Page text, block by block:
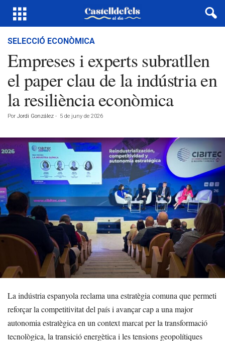
SELECCIÓ ECONÒMICA
Empreses i experts subratllen
el paper clau de la indústria en
la resiliència econòmica
Por Jordi González - 5 de juny de 2026
La indústria espanyola reclama una estratègia comuna que permeti
reforçar la competitivitat del país i avançar cap a una major
autonomia estratègica en un context marcat per la transformació
tecnològica, la transició energètica i les tensions geopolítiques